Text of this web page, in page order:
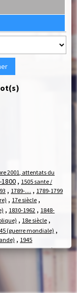
2001, attentats du
, 1505 sante /
, 1789-.... , 1789-1799
, 17e siècle ,
, 1830-1962 , 1848-
, 18e siècle ,
(guerre mondiale) ,
, 1945
1952-....,1958-.... (5e